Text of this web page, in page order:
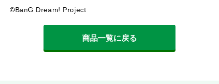
©BanG Dream! Project
商品一覧に戻る